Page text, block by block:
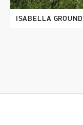
ISABELLA